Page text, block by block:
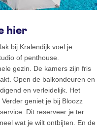
hier
bij Kralendijk voel je
of penthouse.
gezin. De kamers zijn fris
Open de balkondeuren en
en verleidelijk. Het
geniet je bij Bloozz
Dit reserveer je ter
wat je wilt ontbijten. En de